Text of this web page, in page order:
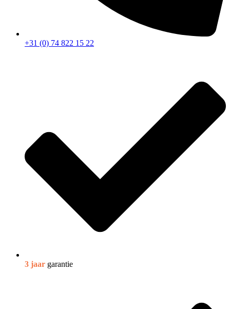
+31 (0) 74 822 15 22
3 jaar garantie